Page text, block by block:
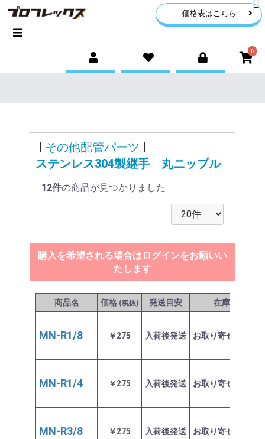
価格表はこちら
0
| その他配管パーツ |
ステンレス304製継手 丸ニップル
12件の商品が見つかりました
購入を希望される場合はログインをお願いい
たします
商品名 価格 (税抜) 発送目安 在庫
MN-R1/8 ￥275 入荷後発送 お取り寄せ商品
MN-R1/4 ￥275 入荷後発送 お取り寄せ商品
MN-R3/8 ￥275 入荷後発送 お取り寄せ商品